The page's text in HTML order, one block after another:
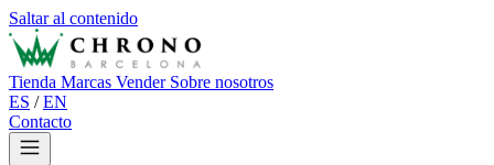
Saltar al contenido
Tienda Marcas Vender Sobre nosotros
ES / EN
Contacto